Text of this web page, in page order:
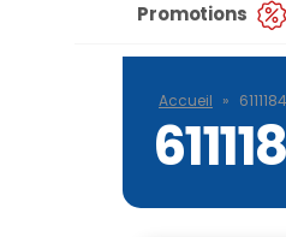
Promotions
Accueil »